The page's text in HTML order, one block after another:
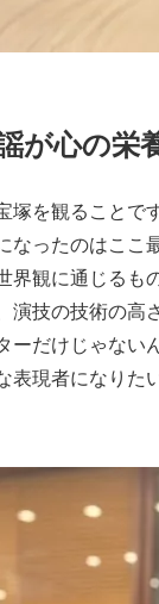
が心の栄
塚を観ることで
なったのはこ
界観に通じるも
演技の技術の高
ーだけじゃない
表現者になりた